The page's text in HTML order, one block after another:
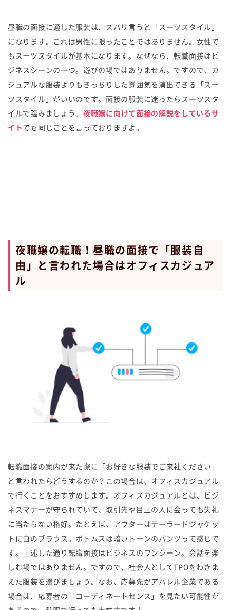
昼職の面接に適した服装は、ズバリ言うと「スーツスタイル」
になります。これは男性に限ったことではありません。女性で
もスーツスタイルが基本になります。なぜなら、転職面接はビ
ジネスシーンの一つ。遊びの場ではありません。ですので、カ
ジュアルな服装よりもきっちりした雰囲気を演出できる「スー
ツスタイル」がいいのです。面接の服装に迷ったらスーツスタ
イルで臨みましょう。 夜職嬢に向けて面接の解説をしているサ
イト でも同じことを言っておりますよ。
夜職嬢の転職！昼職の面接で「服装自
由」と言われた場合はオフィスカジュア
ル
転職面接の案内が来た際に「お好きな服装でご来社ください」
と言われたらどうするのか？この場合は、オフィスカジュアル
で行くことをおすすめします。オフィスカジュアルとは、ビジ
ネスマナーが守られていて、取引先や目上の人に会っても失礼
に当たらない格好。たとえば、アウターはテーラードジャケッ
トに白のブラウス。ボトムスは暗いトーンのパンツって感じで
す。上述した通り転職面接はビジネスのワンシーン。会話を楽
しむ場ではありません。ですので、社会人としてTPOをわきま
えた服装を選びましょう。なお、応募先がアパレル企業である
場合は、応募者の「コーディネートセンス」を見たい可能性が